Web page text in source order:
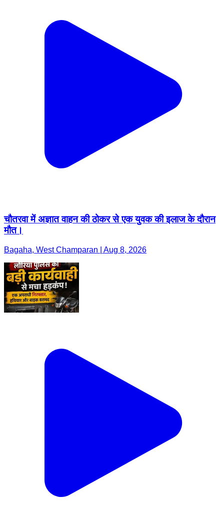
चौतरवा में अज्ञात वाहन की ठोकर से एक युवक की इलाज के दौरान
मौत।
Bagaha, West Champaran | Aug 8, 2026